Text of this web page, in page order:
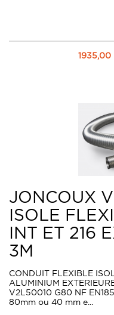
1935,00
JONCOUX
ISOLE
INT ET 216
3M
CONDUIT FLEXIBLE
ALUMINIUM
V2L50010 G80 NF
80mm ou 40 mm e...